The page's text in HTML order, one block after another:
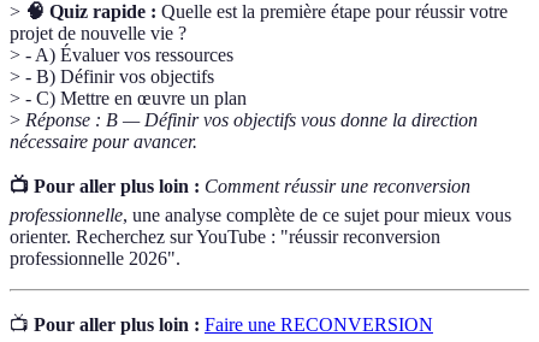
> 🧠 Quiz rapide : Quelle est la première étape pour réussir votre
projet de nouvelle vie ?
> - A) Évaluer vos ressources
> - B) Définir vos objectifs
> - C) Mettre en œuvre un plan
> Réponse : B — Définir vos objectifs vous donne la direction
nécessaire pour avancer.
📺 Pour aller plus loin : Comment réussir une reconversion
professionnelle, une analyse complète de ce sujet pour mieux vous
orienter. Recherchez sur YouTube : "réussir reconversion
professionnelle 2026".
📺 Pour aller plus loin : Faire une RECONVERSION